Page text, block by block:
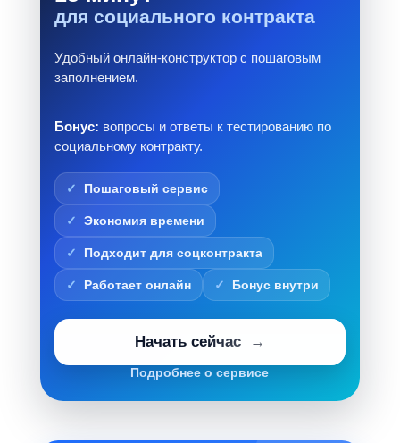
для социального контракта
Удобный онлайн-конструктор с пошаговым
заполнением.
Бонус: вопросы и ответы к тестированию по
социальному контракту.
Пошаговый сервис
Экономия времени
Подходит для соцконтракта
Работает онлайн Бонус внутри
Начать сейчас
Подробнее о сервисе